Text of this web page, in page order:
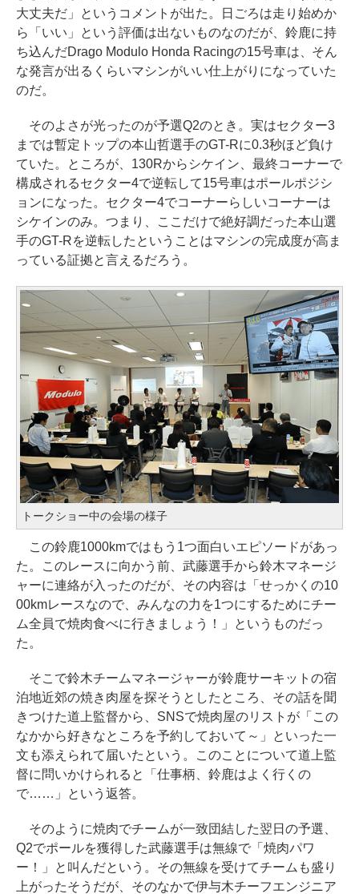
大丈夫だ」というコメントが出た。日ごろは走り始めか
ら「いい」という評価は出ないものなのだが、鈴鹿に持
ち込んだDrago Modulo Honda Racingの15号車は、そん
な発言が出るくらいマシンがいい仕上がりになっていた
のだ。
そのよさが光ったのが予選Q2のとき。実はセクター3
までは暫定トップの本山哲選手のGT-Rに0.3秒ほど負け
ていた。ところが、130Rからシケイン、最終コーナーで
構成されるセクター4で逆転して15号車はポールポジシ
ョンになった。セクター4でコーナーらしいコーナーは
シケインのみ。つまり、ここだけで絶好調だった本山選
手のGT-Rを逆転したということはマシンの完成度が高ま
っている証拠と言えるだろう。
トークショー中の会場の様子
この鈴鹿1000kmではもう1つ面白いエピソードがあっ
た。このレースに向かう前、武藤選手から鈴木マネージ
ャーに連絡が入ったのだが、その内容は「せっかくの10
00kmレースなので、みんなの力を1つにするためにチー
ム全員で焼肉食べに行きましょう！」というものだっ
た。
そこで鈴木チームマネージャーが鈴鹿サーキットの宿
泊地近郊の焼き肉屋を探そうとしたところ、その話を聞
きつけた道上監督から、SNSで焼肉屋のリストが「この
なかから好きなところを予約しておいて～」といった一
文も添えられて届いたという。このことについて道上監
督に問いかけられると「仕事柄、鈴鹿はよく行くの
で……」という返答。
そのように焼肉でチームが一致団結した翌日の予選、
Q2でポールを獲得した武藤選手は無線で「焼肉パワ
ー！」と叫んだという。その無線を受けてチームも盛り
上がったそうだが、そのなかで伊与木チーフエンジニア